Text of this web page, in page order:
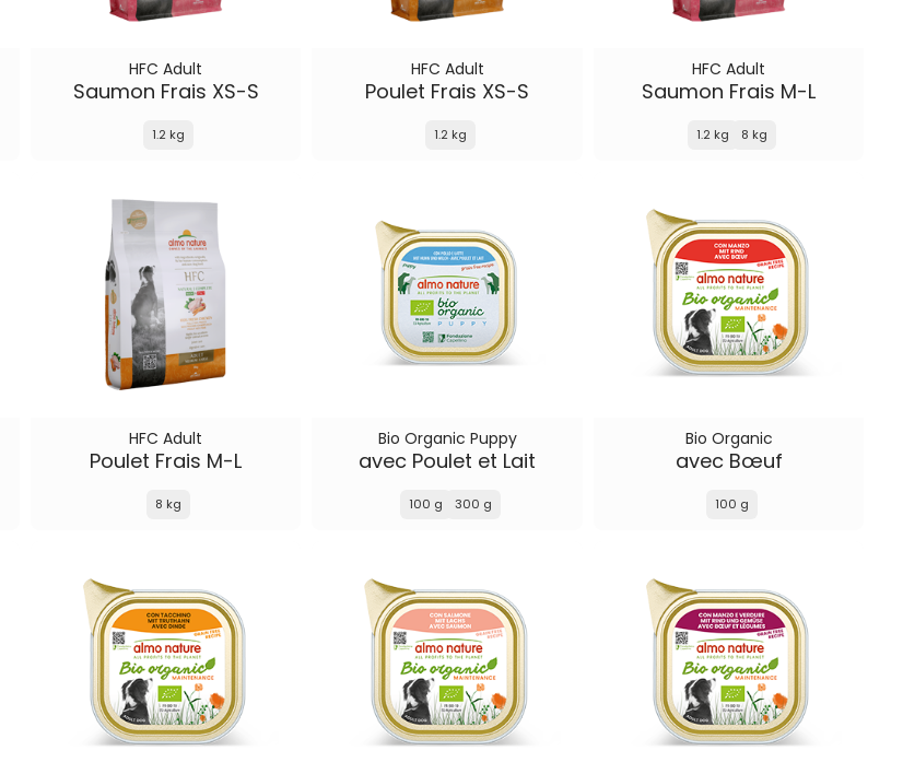
HFC Adult
Saumon Frais XS-S
1.2 kg
HFC Adult
Poulet Frais XS-S
1.2 kg
HFC Adult
Saumon Frais M-L
1.2 kg 8 kg
HFC Adult
Poulet Frais M-L
8 kg
Bio Organic Puppy
avec Poulet et Lait
100 g 300 g
Bio Organic
avec Bœuf
100 g